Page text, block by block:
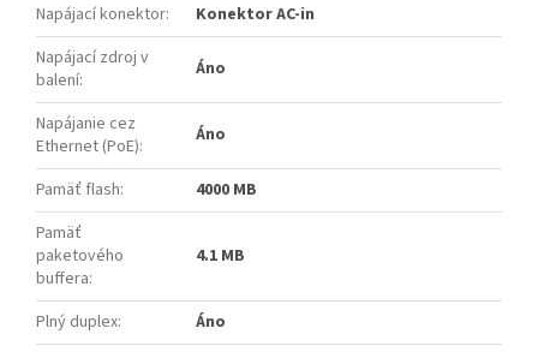
Napájací konektor:
Konektor AC-in
Napájací zdroj v
balení: Áno
Napájanie cez
Ethernet (PoE): Áno
Pamäť flash:
4000 MB
Pamäť
paketového
buffera:
4.1 MB
Plný duplex:
Áno